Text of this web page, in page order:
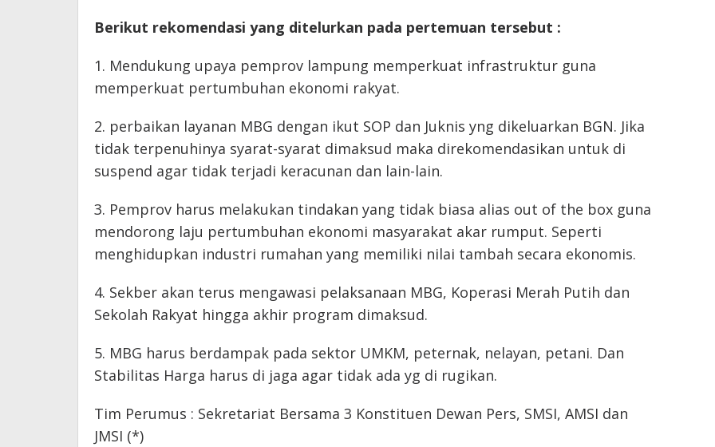
Berikut rekomendasi yang ditelurkan pada pertemuan tersebut :
1. Mendukung upaya pemprov lampung memperkuat infrastruktur guna
memperkuat pertumbuhan ekonomi rakyat.
2. ⁠perbaikan layanan MBG dengan ikut SOP dan Juknis yng dikeluarkan BGN. Jika
tidak terpenuhinya syarat-syarat dimaksud maka direkomendasikan untuk di
suspend agar tidak terjadi keracunan dan lain-lain.
3. Pemprov harus melakukan tindakan yang tidak biasa alias out of the box guna
mendorong laju pertumbuhan ekonomi masyarakat akar rumput. Seperti
menghidupkan industri rumahan yang memiliki nilai tambah secara ekonomis.
4. Sekber akan terus mengawasi pelaksanaan MBG, Koperasi Merah Putih dan
Sekolah Rakyat hingga akhir program dimaksud.
5. MBG harus berdampak pada sektor UMKM, peternak, nelayan, petani. Dan
Stabilitas Harga harus di jaga agar tidak ada yg di rugikan.
Tim Perumus : Sekretariat Bersama 3 Konstituen Dewan Pers, SMSI, AMSI dan
JMSI (*)